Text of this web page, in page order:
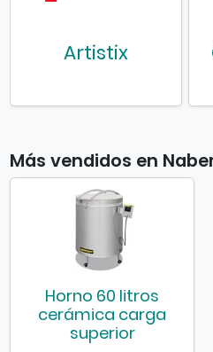
Artistix
Más vendidos en
Horno 60 litros
cerámica carga
superior